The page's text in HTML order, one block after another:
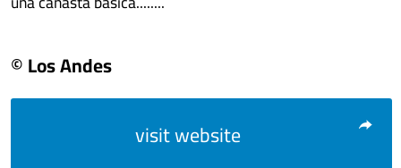
© Los Andes
visit website